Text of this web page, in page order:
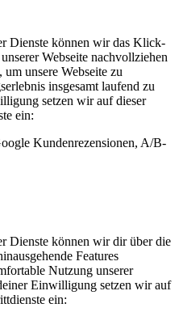
Dienste können wir das Klick-
Webseite nachvollziehen
unsere Webseite zu
insgesamt laufend zu
setzen wir auf dieser
ein:
Kundenrezensionen, A/B-
Dienste können wir dir über die
Features
Nutzung unserer
Einwilligung setzen wir auf
ein: